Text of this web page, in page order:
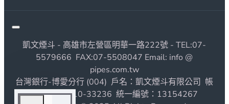
凱文煙斗 - 高雄市左營區明華一路222號 - TEL:07-
5579666 FAX:07-5508047 Email: info @
pipes.com.tw
台灣銀行-博愛分行 (004) 戶名：凱文煙斗有限公司 帳
號：1190010-33236 統一編號：13154267